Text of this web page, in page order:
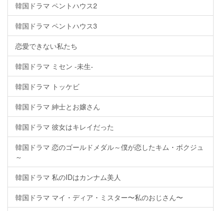
韓国ドラマ ペントハウス2
韓国ドラマ ペントハウス3
恋愛できない私たち
韓国ドラマ ミセン -未生-
韓国ドラマ トッケビ
韓国ドラマ 紳士とお嬢さん
韓国ドラマ 彼女はキレイだった
韓国ドラマ 恋のゴールドメダル～僕が恋したキム・ボクジュ
～
韓国ドラマ 私のIDはカンナム美人
韓国ドラマ マイ・ディア・ミスター〜私のおじさん〜